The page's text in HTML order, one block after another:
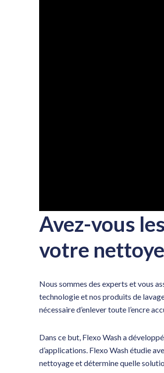
Avez-vous
votre
Nous sommes des experts et vous
technologie et nos produits de
nécessaire d’enlever toute l’encre
Dans ce but, Flexo Wash a
d’applications. Flexo Wash étudie
nettoyage et détermine quelle